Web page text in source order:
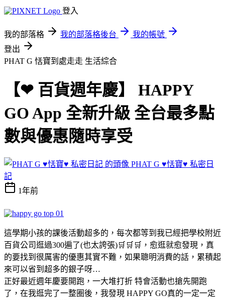
登入
我的部落格 我的部落格後台
我的帳號
登出
PHAT G 恬寶到處走走 生活綜合
【❤ 百貨週年慶】 HAPPY
GO App 全新升級 全台最多點
數與優惠隨時享受
PHAT G ♥恬寶♥ 私密日
記
1年前
這學期小孩的課後活動超多的，每次都等到我已經把學校附近
百貨公司逛過300遍了(也太誇張)🛒🛒🛒，愈逛就愈發現，真
的要找到很厲害的優惠其實不難，如果聰明消費的話，累積起
來可以省到超多的銀子呀…
正好最近週年慶要開跑，一大堆打折 特會活動也搶先開跑
了，在我逛完了一整圈後，我發現 HAPPY GO真的一定一定